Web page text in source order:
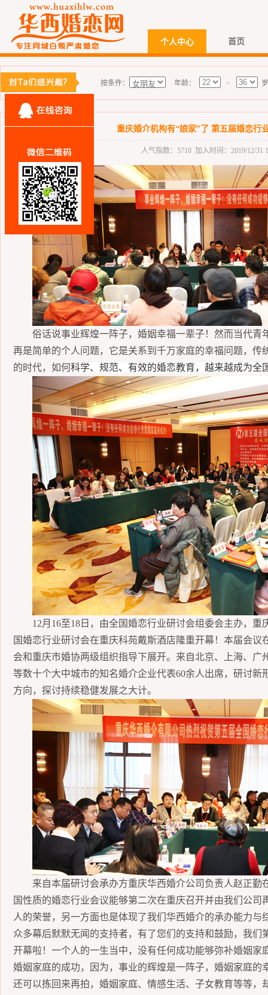
个人中心 首页
按条件： 年龄： - 岁
重庆婚介机构有“娘家”了 第五届婚恋行
人气指数：5710 加入时间：2019/12/31
俗话说事业辉煌一阵子，婚姻幸福一辈子！然而当代青
再是简单的个人问题，它是关系到千万家庭的幸福问题，传
的时代，如何科学、规范、有效的婚恋教育，越来越成为全
12月 16至18 日，由全国 婚恋行业研讨会组委会主办，重
国 婚恋行业研讨会在重庆科苑戴斯酒店 隆重开幕！本届会议
会和重庆市婚协两级组织指导下展开。 来自北京、上海、广
等数十个大中城市的知名婚介企业代表60余人出席， 研讨新
方向，探讨持续稳健发展之大计。
来自本届研讨会承办方重庆华西婚介公司负责人赵正勤
国性质的婚恋行业会议能够第二次在重庆召开并由我们公司
人的荣誉，另一方面也是体现了我们华西婚介的承办能力与
众多幕后默默无闻的支持者，有了您们的支持和鼓励，我们
开幕啦！ 一个人的一生当中，没有任何成功能够弥补婚姻家
婚姻家庭的成功，因为，事业的辉煌是一阵子，婚姻家庭的
还可以拣回来再拍，婚姻家庭、情感生活、子女教育等等，